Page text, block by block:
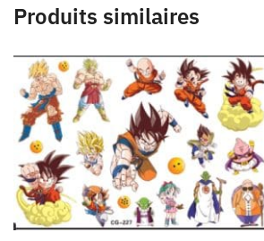
Produits similaires